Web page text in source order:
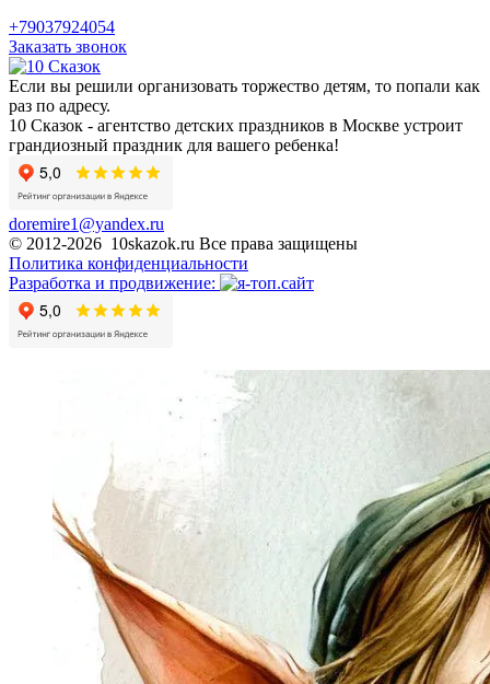
+79037924054
Заказать звонок
Если вы решили организовать торжество детям, то попали как
раз по адресу.
10 Сказок - агентство детских праздников в Москве устроит
грандиозный праздник для вашего ребенка!
doremire1@yandex.ru
© 2012-2026 10skazok.ru Все права защищены
Политика конфиденциальности
Разработка и продвижение: